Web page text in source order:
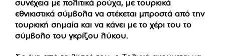
συνέχεια με πολιτικά ρούχα, με τουρκικά
εθνικιστικά σύμβολα να στέκεται μπροστά από την
τουρκική σημαία και να κάνει με το χέρι του το
σύμβολο του γκρίζου λύκου.